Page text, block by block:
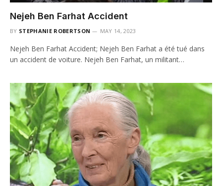
Nejeh Ben Farhat Accident
BY STEPHANIE ROBERTSON MAY 14, 2023
Nejeh Ben Farhat Accident; Nejeh Ben Farhat a été tué dans
un accident de voiture. Nejeh Ben Farhat, un militant…